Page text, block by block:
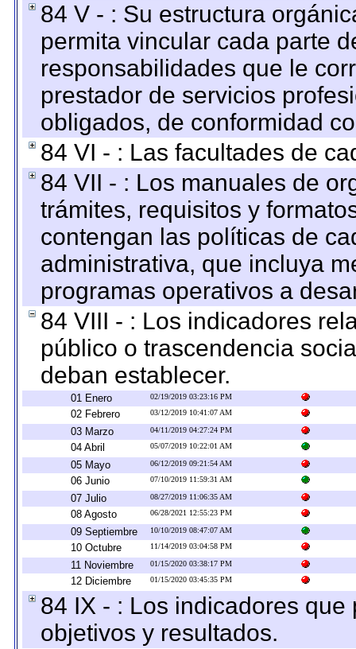
84 V - : Su estructura
permita vincular cada parte
responsabilidades que le
prestador de servicios
obligados, de conformidad
84 VI - : Las facultades de
84 VII - : Los manuales de
trámites, requisitos y
contengan las políticas de
administrativa, que incluya
programas operativos a
84 VIII - : Los indicadores
público o trascendencia
deban establecer.
01 Enero 02/19/2019 03:23:16 PM
02 Febrero 03/12/2019 10:41:07 AM
03 Marzo 04/11/2019 04:27:24 PM
04 Abril 05/07/2019 10:22:01 AM
05 Mayo 06/12/2019 09:21:54 AM
06 Junio 07/10/2019 11:59:31 AM
07 Julio 08/27/2019 11:06:35 AM
08 Agosto 06/28/2021 12:55:23 PM
09 Septiembre 10/10/2019 08:47:07 AM
10 Octubre 11/14/2019 03:04:58 PM
11 Noviembre 01/15/2020 03:38:17 PM
12 Diciembre 01/15/2020 03:45:35 PM
84 IX - : Los indicadores
objetivos y resultados.